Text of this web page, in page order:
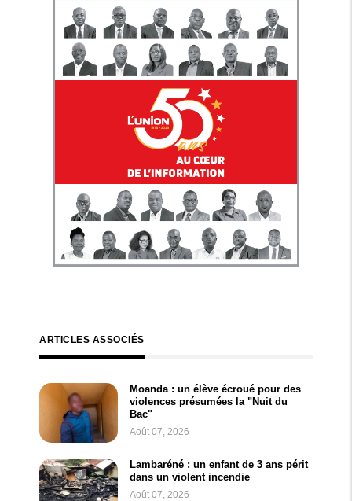
ARTICLES ASSOCIÉS
Moanda : un élève écroué pour des
violences présumées la "Nuit du
Bac"
Août 07, 2026
Lambaréné : un enfant de 3 ans périt
dans un violent incendie
Août 07, 2026